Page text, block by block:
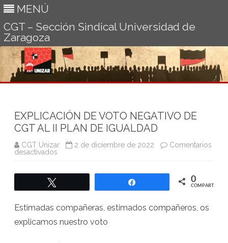
MENÚ
CGT – Sección Sindical Universidad de
Zaragoza
EXPLICACIÓN DE VOTO NEGATIVO DE
CGT AL II PLAN DE IGUALDAD
CGT Unizar 2 de diciembre de 2022
Comentarios
desactivados
VOTO
II
DE
0
COMPARTIR
Estimadas compañeras, estimados compañeros, os
explicamos nuestro voto